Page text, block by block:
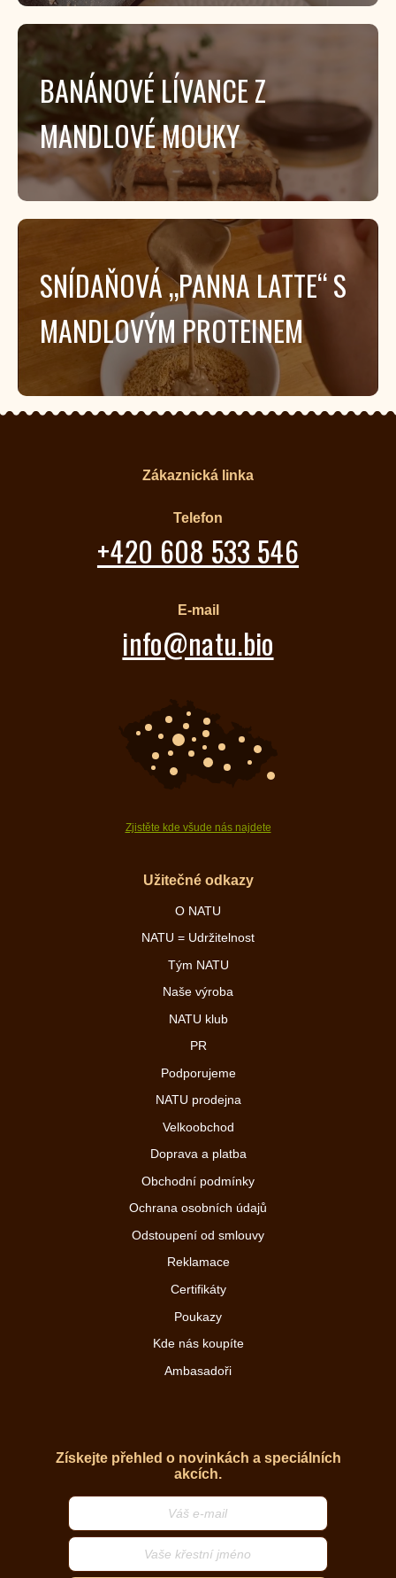
BANÁNOVÉ LÍVANCE Z
MANDLOVÉ MOUKY
SNÍDAŇOVÁ „PANNA LATTE“ S
MANDLOVÝM PROTEINEM
Zákaznická linka
Telefon
+420 608 533 546
E-mail
info@natu.bio
Zjistěte kde všude nás najdete
Užitečné odkazy
O NATU
NATU = Udržitelnost
Tým NATU
Naše výroba
NATU klub
PR
Podporujeme
NATU prodejna
Velkoobchod
Doprava a platba
Obchodní podmínky
Ochrana osobních údajů
Odstoupení od smlouvy
Reklamace
Certifikáty
Poukazy
Kde nás koupíte
Ambasadoři
Získejte přehled o novinkách a speciálních
akcích.